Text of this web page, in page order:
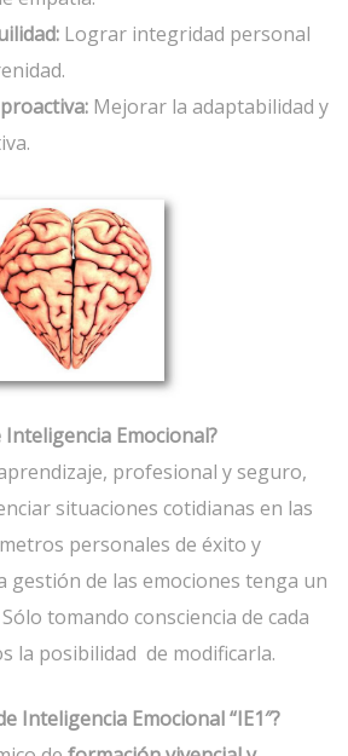
Lograr integridad personal
Mejorar la adaptabilidad y
Emocional?
profesional y seguro,
situaciones cotidianas en las
personales de éxito y
gestión de las emociones tenga un
tomando consciencia de cada
la posibilidad de modificarla.
Inteligencia Emocional “IE1″?